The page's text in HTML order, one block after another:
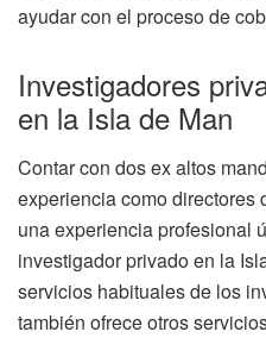
ayudar con el proceso de
Investigadores
en la Isla de Man
Contar con dos ex altos
experiencia como directores
una experiencia profesional
investigador privado en la
servicios habituales de los
también ofrece otros